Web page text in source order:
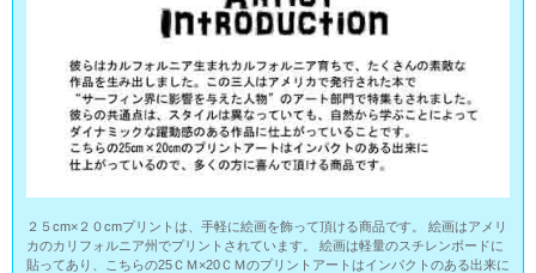
２５cm×２０cmプリントは、手軽に絵画を飾って頂ける商品です。 絵画はアメリ
カのカリフォルニア州でプリントされています。 絵画は軽量のスチレンボードに
貼ってあり、こちらの25ＣＭ×20ＣＭのプリントアートはインパクトのある出来に